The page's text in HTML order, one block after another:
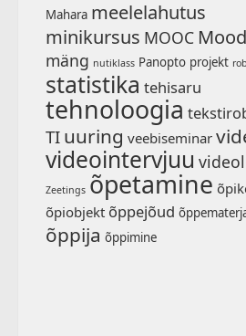
Mahara meelelahutus
minikursus MOOC
mäng nutiklass Panopto projekt
statistika tehisaru
tehnoloogia
TI uuring veebiseminar
videointervjuu
Zeetings õpetamine
õpiobjekt õppejõud
õppija õppimine